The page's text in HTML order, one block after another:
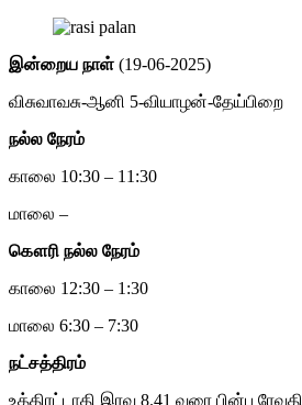
இன்றைய நாள் (19-06-2025)
விசுவாவசு-ஆனி 5-வியாழன்-தேய்பிறை
நல்ல நேரம்
காலை 10:30 – 11:30
மாலை –
கௌரி நல்ல நேரம்
காலை 12:30 – 1:30
மாலை 6:30 – 7:30
நட்சத்திரம்
உத்திரட்டாதி இரவு 8.41 வரை பின்பு ரேவதி